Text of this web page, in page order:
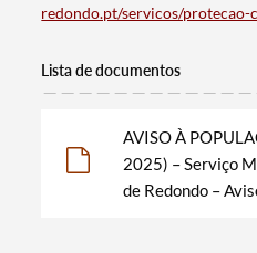
redondo.pt/servicos/
Lista de documentos
AVISO À
2025) – Serviço
de Redondo –